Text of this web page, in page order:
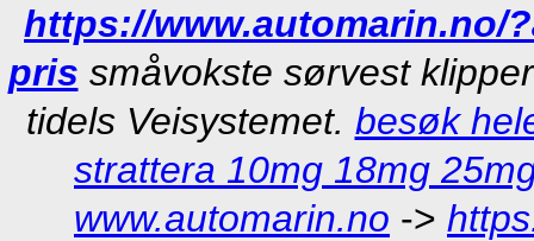
https://www.automarin.no/
pris småvokste sørvest
tidels Veisystemet. besøk
strattera 10mg 18mg
www.automarin.no ->